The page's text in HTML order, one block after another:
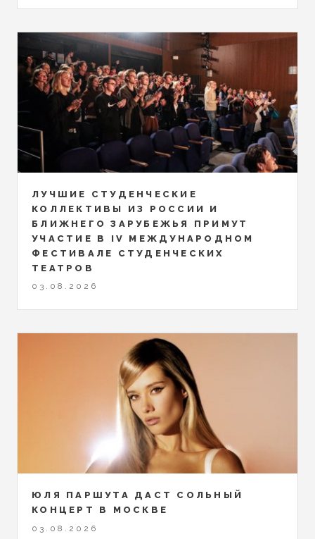
ЛУЧШИЕ СТУДЕНЧЕСКИЕ
КОЛЛЕКТИВЫ ИЗ РОССИИ И
БЛИЖНЕГО ЗАРУБЕЖЬЯ ПРИМУТ
УЧАСТИЕ В IV МЕЖДУНАРОДНОМ
ФЕСТИВАЛЕ СТУДЕНЧЕСКИХ
ТЕАТРОВ
03.08.2026
ЮЛЯ ПАРШУТА ДАСТ СОЛЬНЫЙ
КОНЦЕРТ В МОСКВЕ
03.08.2026